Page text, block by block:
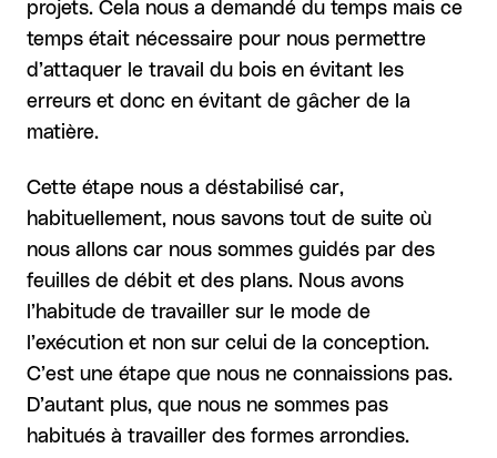
projets. Cela nous a demandé du temps mais ce
temps était nécessaire pour nous permettre
d’attaquer le travail du bois en évitant les
erreurs et donc en évitant de gâcher de la
matière.
Cette étape nous a déstabilisé car,
habituellement, nous savons tout de suite où
nous allons car nous sommes guidés par des
feuilles de débit et des plans. Nous avons
l’habitude de travailler sur le mode de
l’exécution et non sur celui de la conception.
C’est une étape que nous ne connaissions pas.
D’autant plus, que nous ne sommes pas
habitués à travailler des formes arrondies.